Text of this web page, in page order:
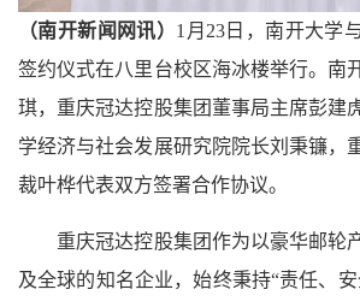
（南开新闻网讯） 1月23日，南开大学
签约仪式在八里台校区海冰楼举行。南
琪，重庆冠达控股集团董事局主席彭建
学经济与社会发展研究院院长刘秉镰，
裁叶桦代表双方签署合作协议。
重庆冠达控股集团作为以豪华邮轮
及全球的知名企业，始终秉持“责任、安